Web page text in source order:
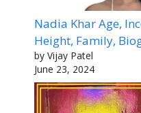
Nadia Khar Age,
Height, Family,
by Vijay Patel
June 23, 2024